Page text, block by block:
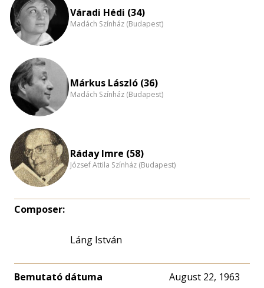
nagyítása
Váradi Hédi (34)
Madách Színház (Budapest)
Márkus László (36)
Madách Színház (Budapest)
Ráday Imre (58)
József Attila Színház (Budapest)
Composer:
Láng István
Bemutató dátuma August 22, 1963